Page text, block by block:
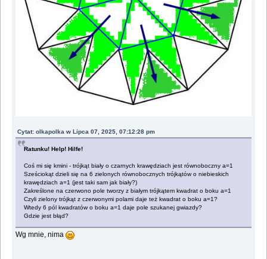
Cytat: olkapolka w Lipca 07, 2025, 07:12:28 pm
Ratunku! Help! Hilfe!
Coś mi się kmini - trójkąt biały o czarnych krawędziach jest równoboczny a=1
Sześciokąt dzieli się na 6 zielonych równobocznych trójkątów o niebieskich
krawędziach a=1 (jest taki sam jak biały?)
Zakreślone na czerwono pole tworzy z białym trójkątem kwadrat o boku a=1
Czyli zielony trójkąt z czerwonymi polami daje też kwadrat o boku a=1?
Wtedy 6 pól kwadratów o boku a=1 daje pole szukanej gwiazdy?
Gdzie jest błąd?
Wg mnie, nima